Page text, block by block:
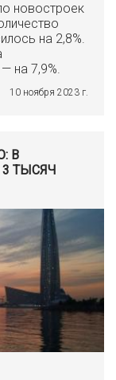
новостроек
на 2,8%.
на 7,9%.
10 ноября 2023 г.
В
ТЫСЯЧ